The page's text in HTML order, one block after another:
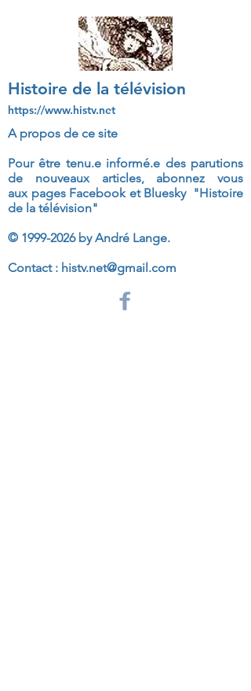
Histoire de la télévision
https://www.histv.net
A propos de ce site
Pour être tenu.e informé.e des parutions
de nouveaux articles, abonnez vous
aux pages Facebook et Bluesky "Histoire
de la télévision"
© 1999-2026by André Lange.
Contact : histv.net@gmail.com